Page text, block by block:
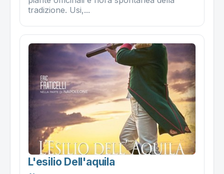
tradizione. Usi,...
L'esilio Dell'aquila